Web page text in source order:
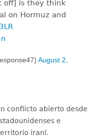
off] is they think
on Hormuz and
August 2,
conflicto abierto desde
e
iraní.